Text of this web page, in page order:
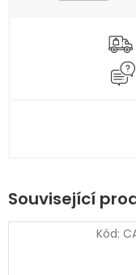
Související
Kód: